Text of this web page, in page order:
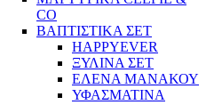
CO
ΒΑΠΤΙΣΤΙΚΑ ΣΕΤ
HAPPYEVER
ΞΥΛΙΝΑ ΣΕΤ
ΕΛΕΝΑ ΜΑΝΑΚΟΥ
ΥΦΑΣΜΑΤΙΝΑ